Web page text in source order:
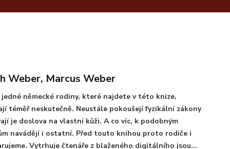
Weber, Marcus Weber
jedné německé rodiny, které najdete v této knize,
téměř neskutečně. Neustále pokoušejí fyzikální zákony
je doslova na vlastní kůži. A co víc, k podobným
navádějí i ostatní. Před touto knihou proto rodiče i
Vytrhuje čtenáře z blaženého digitálního jsou...